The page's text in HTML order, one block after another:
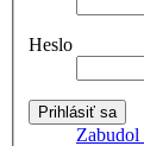
Heslo
Zabudol